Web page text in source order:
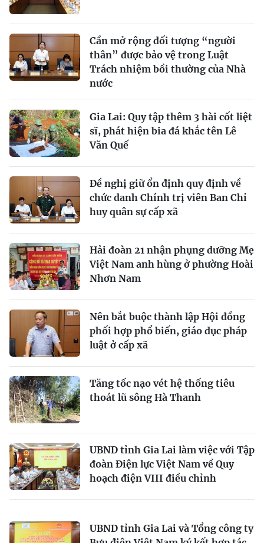
Cần mở rộng đối tượng “người
thân” được bảo vệ trong Luật
Trách nhiệm bồi thường của Nhà
nước
Gia Lai: Quy tập thêm 3 hài cốt liệt
sĩ, phát hiện bia đá khắc tên Lê
Văn Quế
Đề nghị giữ ổn định quy định về
chức danh Chính trị viên Ban Chỉ
huy quân sự cấp xã
Hải đoàn 21 nhận phụng dưỡng Mẹ
Việt Nam anh hùng ở phường Hoài
Nhơn Nam
Nên bắt buộc thành lập Hội đồng
phối hợp phổ biến, giáo dục pháp
luật ở cấp xã
Tăng tốc nạo vét hệ thống tiêu
thoát lũ sông Hà Thanh
UBND tỉnh Gia Lai làm việc với Tập
đoàn Điện lực Việt Nam về Quy
hoạch điện VIII điều chỉnh
UBND tỉnh Gia Lai và Tổng công ty